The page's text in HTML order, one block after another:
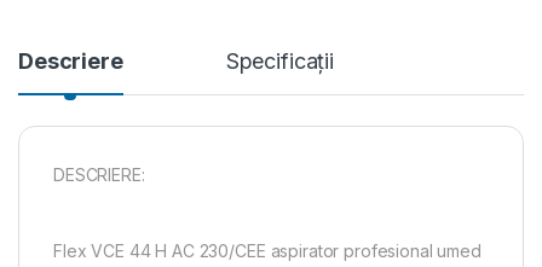
Descriere Specificații
DESCRIERE:
Flex VCE 44 H AC 230/CEE aspirator profesional umed